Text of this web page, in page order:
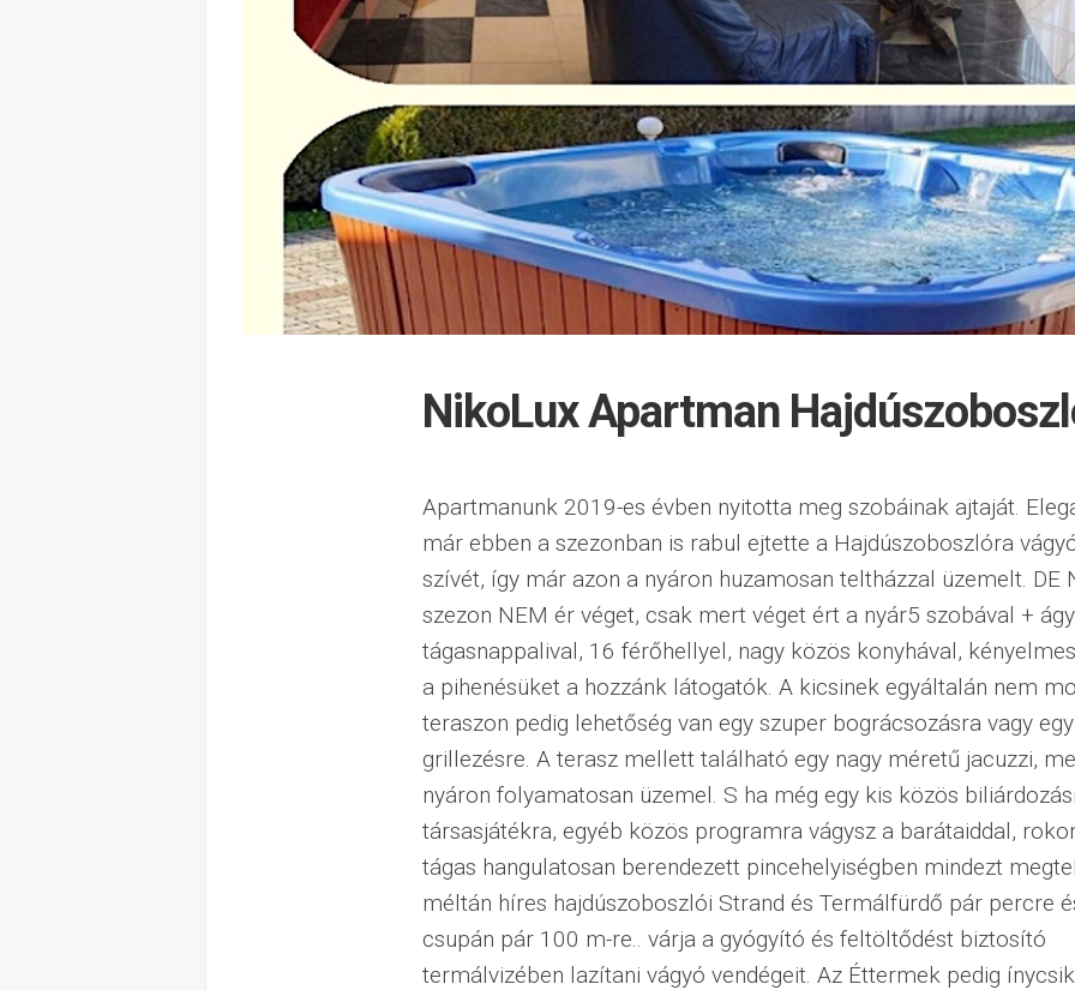
NikoLux Apartman
Apartmanunk 2019-es évben nyitotta meg szobáinak ajtaját.
már ebben a szezonban is rabul ejtette a Hajdúszoboszlóra
szívét, így már azon a nyáron huzamosan teltházzal üzemelt. DE
szezon NEM ér véget, csak mert véget ért a nyár5 szobával +
tágasnappalival, 16 férőhellyel, nagy közös konyhával,
a pihenésüket a hozzánk látogatók. A kicsinek egyáltalán nem
teraszon pedig lehetőség van egy szuper bográcsozásra vagy
grillezésre. A terasz mellett található egy nagy méretű jacuzzi,
nyáron folyamatosan üzemel. S ha még egy kis közös
társasjátékra, egyéb közös programra vágysz a barátaiddal,
tágas hangulatosan berendezett pincehelyiségben mindezt
méltán híres hajdúszoboszlói Strand és Termálfürdő pár percre
csupán pár 100 m-re.. várja a gyógyító és feltöltődést biztosító
termálvizében lazítani vágyó vendégeit. Az Éttermek pedig